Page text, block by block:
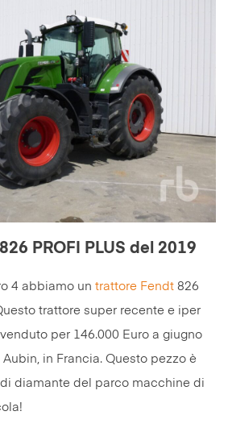
PROFI PLUS del 2019
4 abbiamo un trattore Fendt 826
trattore super recente e iper
per 146.000 Euro a giugno
in Francia. Questo pezzo è
diamante del parco macchine di